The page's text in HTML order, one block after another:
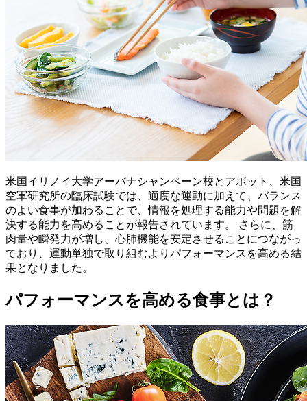
米国イリノイ大学アーバナシャンペーン校とアボット、米国
空軍研究所の臨床試験では、適度な運動に加えて、バランス
のよい食事が加わることで、情報を処理する能力や問題を解
決する能力を高めることが報告されています。 さらに、筋
肉量や瞬発力が増し、心肺機能を安定させることにつながっ
ており、運動単独で取り組むよりパフォーマンスを高める結
果となりました。
パフォーマンスを高める食事とは？